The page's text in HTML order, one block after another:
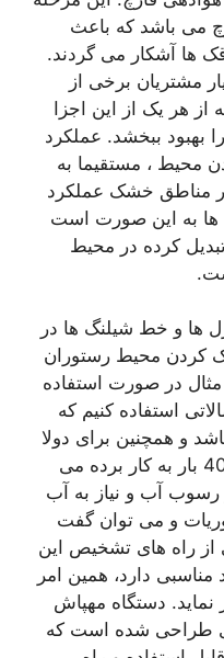
می باشد که باعث
ها آشکار می گردند.
مشتریان برخی از
هر یک از این اجزا
بهبود ببخشد. عملکرد
، مستقيما به
مناطق خشک عملکرد
ها به این صورت است
کرده در محیط
ها و خط شیلنگ ها در
کردن محیط رستوران
در صورت استفاده
استفاده کنیم که
داشته باشد و همچنین برای دولا
سیم اتصالاتی با تحمل فشار 400 بار به کار برده می
رسوب آب و نیاز به آب
و می توان گفت
راه های تشخیص این
دارد، همین امر
دستگاه مهپاش
ای طراحی شده است که